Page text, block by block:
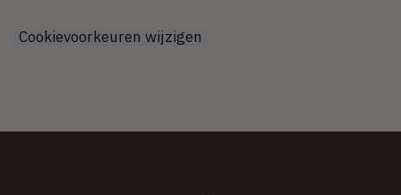
Cookievoorkeuren wijzigen